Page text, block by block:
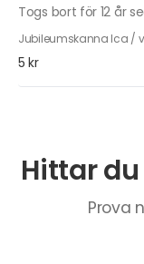
Togs bort för 12 år
Jubileumskanna Ica /
5 kr
Hittar
Prova